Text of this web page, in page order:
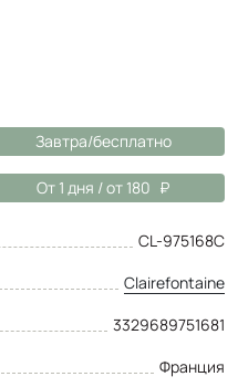
Завтра/бесплатно
От 1 дня / от 180
CL-975168C
Clairefontaine
3329689751681
Франция